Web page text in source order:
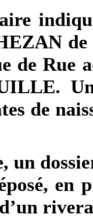
de
de Rue
de
un
en